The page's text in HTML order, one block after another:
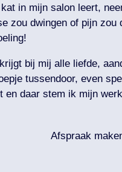
in mijn salon leert,
zou dwingen of pijn
bij mij alle liefde,
tussendoor, even
en daar stem ik mijn
Afspraak